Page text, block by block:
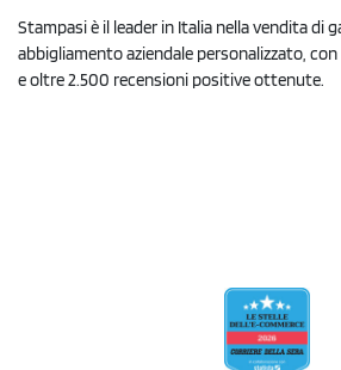
Stampasi è il leader in Italia nella vendita di
abbigliamento aziendale personalizzato,
e oltre 2.500 recensioni positive ottenute.